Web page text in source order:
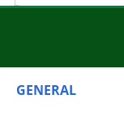
GENERAL